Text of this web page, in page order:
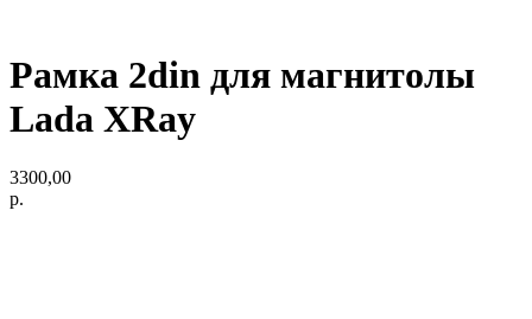
Рамка 2din для магнитолы
Lada XRay
3300,00
р.